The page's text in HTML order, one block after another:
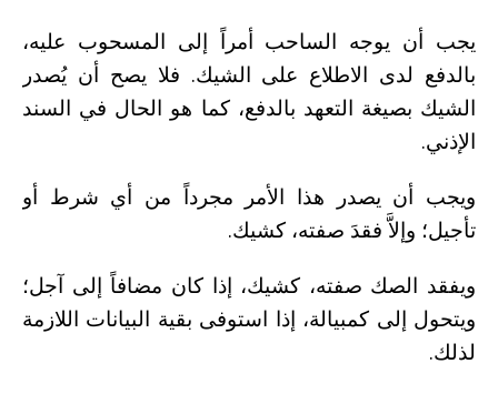
يجب أن يوجه الساحب أمراً إلى المسحوب عليه،
بالدفع لدى الاطلاع على الشيك. فلا يصح أن يُصدر
الشيك بصيغة التعهد بالدفع، كما هو الحال في السند
الإذني.
ويجب أن يصدر هذا الأمر مجرداً من أي شرط أو
تأجيل؛ وإلاَّ فقدَ صفته، كشيك.
ويفقد الصك صفته، كشيك، إذا كان مضافاً إلى آجل؛
ويتحول إلى كمبيالة، إذا استوفى بقية البيانات اللازمة
لذلك.